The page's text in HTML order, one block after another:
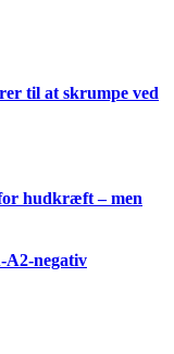
til at skrumpe ved
hudkræft – men
negativ